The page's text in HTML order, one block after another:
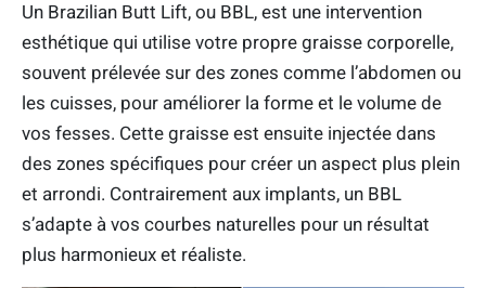
Un Brazilian Butt Lift, ou BBL, est une intervention
esthétique qui utilise votre propre graisse corporelle,
souvent prélevée sur des zones comme l’abdomen ou
les cuisses, pour améliorer la forme et le volume de
vos fesses. Cette graisse est ensuite injectée dans
des zones spécifiques pour créer un aspect plus plein
et arrondi. Contrairement aux implants, un BBL
s’adapte à vos courbes naturelles pour un résultat
plus harmonieux et réaliste.